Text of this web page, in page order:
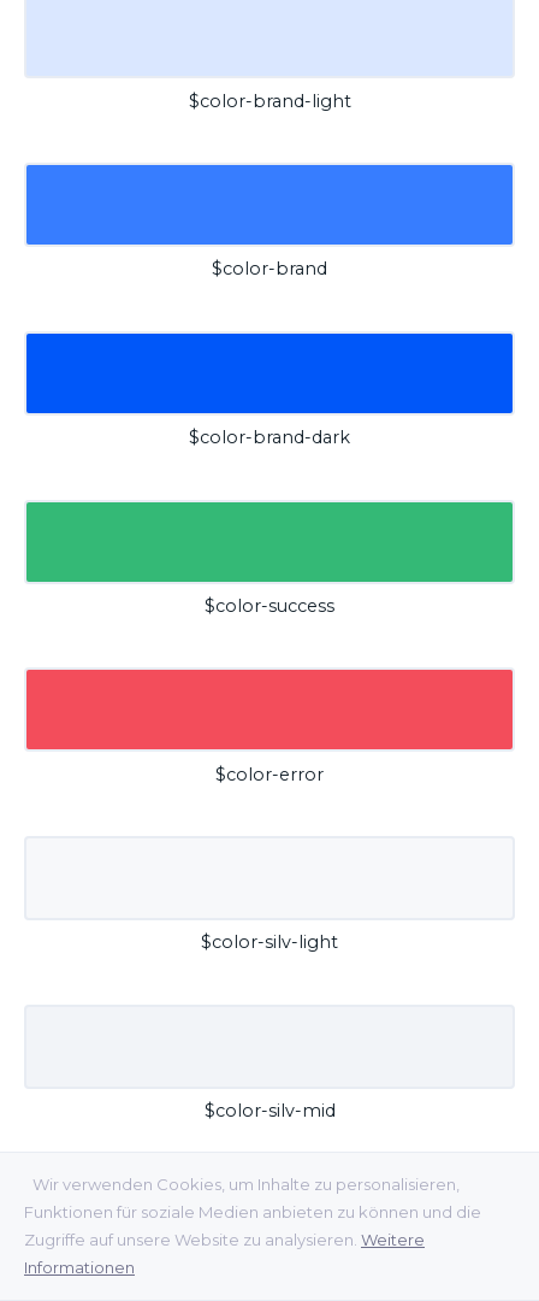
Wir verwenden Cookies, um Inhalte zu personalisieren,
Funktionen für soziale Medien anbieten zu können und die
Zugriffe auf unsere Website zu analysieren. Weitere
Informationen
$color-brand-light
$color-brand
$color-brand-dark
$color-success
$color-error
$color-silv-light
$color-silv-mid